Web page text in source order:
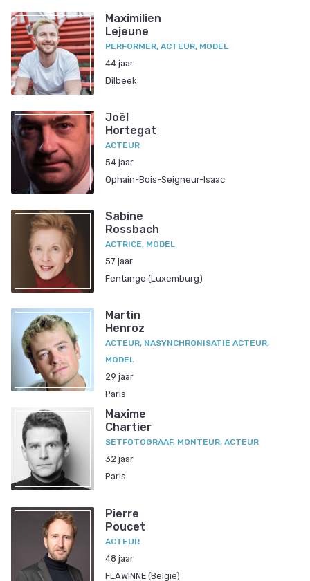
Maximilien
Lejeune
PERFORMER, ACTEUR, MODEL
44 jaar
Dilbeek
Joël
Hortegat
ACTEUR
54 jaar
Ophain-Bois-Seigneur-Isaac
Sabine
Rossbach
ACTRICE, MODEL
57 jaar
Fentange (Luxemburg)
Martin
Henroz
ACTEUR, NASYNCHRONISATIE ACTEUR,
MODEL
29 jaar
Paris
Maxime
Chartier
SETFOTOGRAAF, MONTEUR, ACTEUR
32 jaar
Paris
Pierre
Poucet
ACTEUR
48 jaar
FLAWINNE (België)